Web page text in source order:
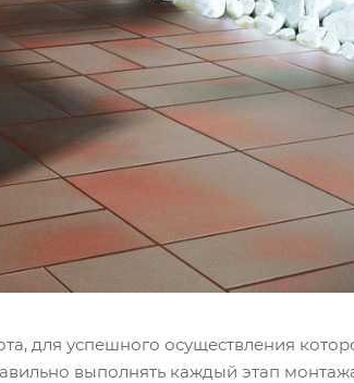
для успешного осуществления
выполнять каждый этап